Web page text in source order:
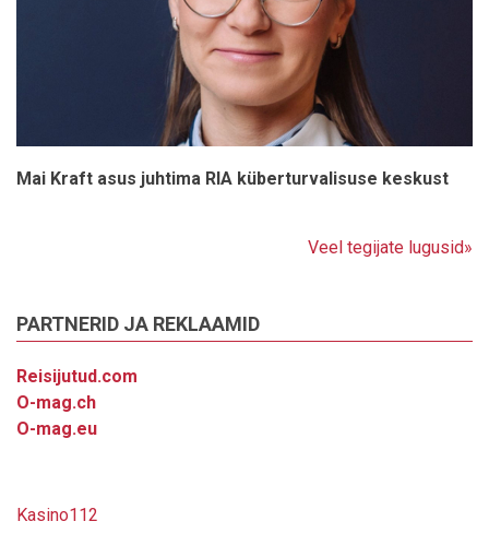
Mai Kraft asus juhtima RIA küberturvalisuse keskust
Veel tegijate lugusid»
PARTNERID JA REKLAAMID
Reisijutud.com
O-mag.ch
O-mag.eu
Kasino112